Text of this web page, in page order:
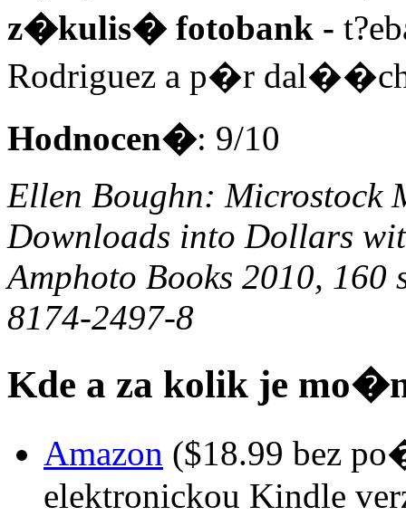
z�kulis� fotobank -
Rodriguez a p�r
Hodnocen�: 9/10
Ellen Boughn: Microstock
Downloads into Dollars
Amphoto Books 2010,
8174-2497-8
Kde a za kolik je
Amazon ($18.99 bez
elektronickou Kindle